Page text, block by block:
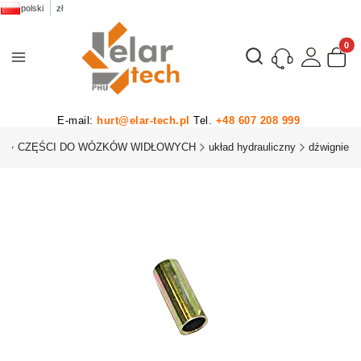
polski zł
Otwórz wyszukiwarkę
E-mail: hurt@elar-tech.pl Tel. +48 607 208 999
CZĘŚCI DO WÓZKÓW WIDŁOWYCH układ hydrauliczny dźwignie